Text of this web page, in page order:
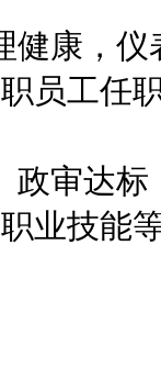
康，仪
员工任
审达标
业技能